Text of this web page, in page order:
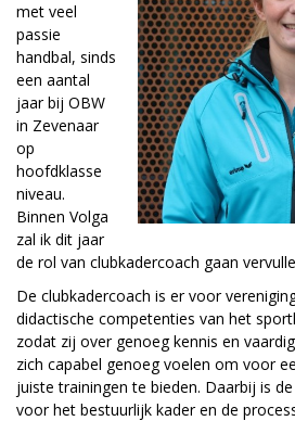
met veel
passie
handbal, sinds
een aantal
jaar bij OBW
in Zevenaar
op
hoofdklasse
niveau.
Binnen Volga
zal ik dit jaar
de rol van clubkadercoach gaan
De clubkadercoach is er voor
didactische competenties van het
zodat zij over genoeg kennis en
zich capabel genoeg voelen om voor
juiste trainingen te bieden. Daarbij is
voor het bestuurlijk kader en de